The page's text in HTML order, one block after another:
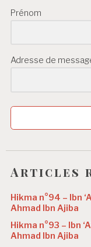
Prénom
Adresse de
Articles
Hikma n°94 – Ibn
Ahmad Ibn Ajiba
Hikma n°93 – Ibn
Ahmad Ibn Ajiba